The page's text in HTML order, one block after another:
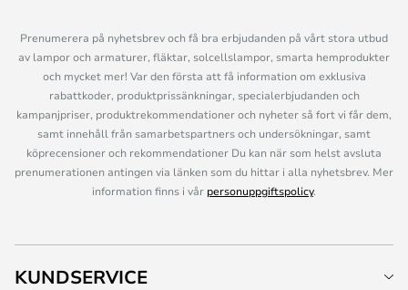
Prenumerera på nyhetsbrev och få bra erbjudanden på vårt stora utbud
av lampor och armaturer, fläktar, solcellslampor, smarta hemprodukter
och mycket mer! Var den första att få information om exklusiva
rabattkoder, produktprissänkningar, specialerbjudanden och
kampanjpriser, produktrekommendationer och nyheter så fort vi får dem,
samt innehåll från samarbetspartners och undersökningar, samt
köprecensioner och rekommendationer Du kan när som helst avsluta
prenumerationen antingen via länken som du hittar i alla nyhetsbrev. Mer
information finns i vår personuppgiftspolicy.
KUNDSERVICE